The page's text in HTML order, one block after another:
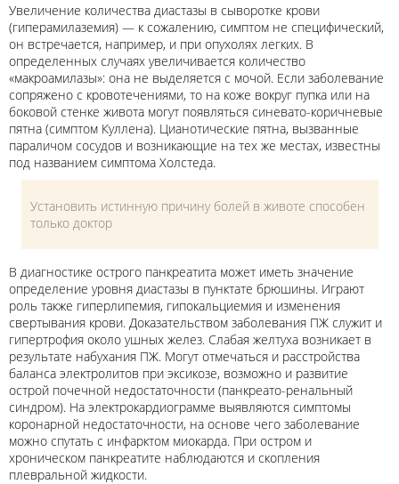
Увеличение количества диастазы в сыворотке крови
(гиперамилаземия) — к сожалению, симптом не специфический,
он встречается, например, и при опухолях легких. В
определенных случаях увеличивается количество
«макроамилазы»: она не выделяется с мочой. Если заболевание
сопряжено с кровотечениями, то на коже вокруг пупка или на
боковой стенке живота могут появляться синевато-коричневые
пятна (симптом Куллена). Цианотические пятна, вызванные
параличом сосудов и возникающие на тех же местах, известны
под названием симптома Холстеда.
Установить истинную причину болей в животе способен
только доктор
В диагностике острого панкреатита может иметь значение
определение уровня диастазы в пунктате брюшины. Играют
роль также гиперлипемия, гипокальциемия и изменения
свертывания крови. Доказательством заболевания ПЖ служит и
гипертрофия около ушных желез. Слабая желтуха возникает в
результате набухания ПЖ. Могут отмечаться и расстройства
баланса электролитов при эксикозе, возможно и развитие
острой почечной недостаточности (панкреато-ренальный
синдром). На электрокардиограмме выявляются симптомы
коронарной недостаточности, на основе чего заболевание
можно спутать с инфарктом миокарда. При остром и
хроническом панкреатите наблюдаются и скопления
плевральной жидкости.